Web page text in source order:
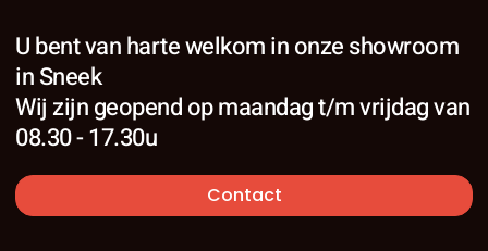
U bent van harte welkom in onze showroom
in Sneek
Wij zijn geopend op maandag t/m vrijdag van
08.30 - 17.30u
Contact